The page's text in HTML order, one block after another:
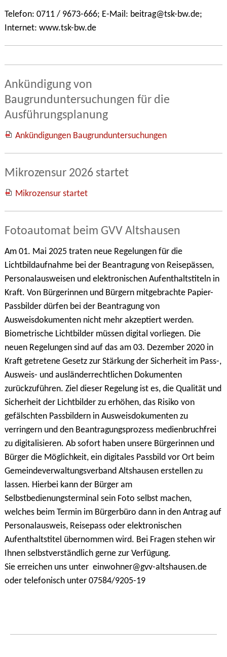
Telefon: 0711 / 9673-666; E-Mail: beitrag@tsk-bw.de;
Internet: www.tsk-bw.de
Ankündigung von
Baugrunduntersuchungen für die
Ausführungsplanung
Ankündigungen Baugrunduntersuchungen
Mikrozensur 2026 startet
Mikrozensur startet
Fotoautomat beim GVV Altshausen
Am 01. Mai 2025 traten neue Regelungen für die
Lichtbildaufnahme bei der Beantragung von Reisepässen,
Personalausweisen und elektronischen Aufenthaltstiteln in
Kraft. Von Bürgerinnen und Bürgern mitgebrachte Papier-
Passbilder dürfen bei der Beantragung von
Ausweisdokumenten nicht mehr akzeptiert werden.
Biometrische Lichtbilder müssen digital vorliegen. Die
neuen Regelungen sind auf das am 03. Dezember 2020 in
Kraft getretene Gesetz zur Stärkung der Sicherheit im Pass-,
Ausweis- und ausländerrechtlichen Dokumenten
zurückzuführen. Ziel dieser Regelung ist es, die Qualität und
Sicherheit der Lichtbilder zu erhöhen, das Risiko von
gefälschten Passbildern in Ausweisdokumenten zu
verringern und den Beantragungsprozess medienbruchfrei
zu digitalisieren. Ab sofort haben unsere Bürgerinnen und
Bürger die Möglichkeit, ein digitales Passbild vor Ort beim
Gemeindeverwaltungsverband Altshausen erstellen zu
lassen. Hierbei kann der Bürger am
Selbstbedienungsterminal sein Foto selbst machen,
welches beim Termin im Bürgerbüro dann in den Antrag auf
Personalausweis, Reisepass oder elektronischen
Aufenthaltstitel übernommen wird. Bei Fragen stehen wir
Ihnen selbstverständlich gerne zur Verfügung.
Sie erreichen uns unter einwohner@gvv-altshausen.de
oder telefonisch unter 07584/9205-19